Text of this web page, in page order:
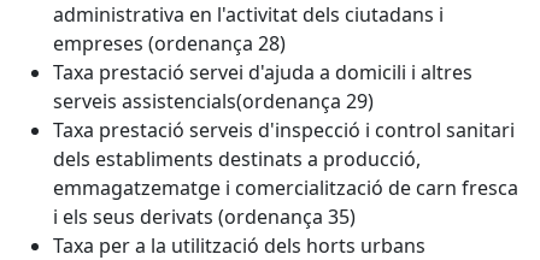
administrativa en l'activitat dels ciutadans i
empreses (ordenança 28)
Taxa prestació servei d'ajuda a domicili i altres
serveis assistencials(ordenança 29)
Taxa prestació serveis d'inspecció i control sanitari
dels establiments destinats a producció,
emmagatzematge i comercialització de carn fresca
i els seus derivats (ordenança 35)
Taxa per a la utilització dels horts urbans